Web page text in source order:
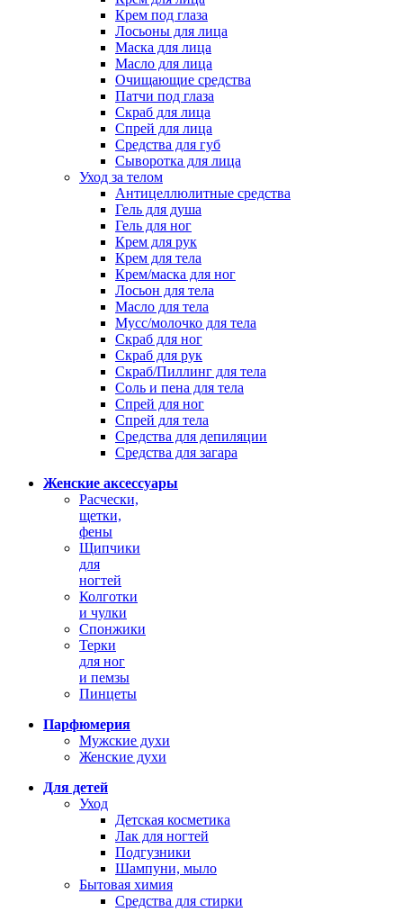
Крем под глаза
Лосьоны для лица
Маска для лица
Масло для лица
Очищающие средства
Патчи под глаза
Скраб для лица
Спрей для лица
Средства для губ
Сыворотка для лица
Уход за телом
Антицеллюлитные средства
Гель для душа
Гель для ног
Крем для рук
Крем для тела
Крем/маска для ног
Лосьон для тела
Масло для тела
Мусс/молочко для тела
Скраб для ног
Скраб для рук
Скраб/Пиллинг для тела
Соль и пена для тела
Спрей для ног
Спрей для тела
Средства для депиляции
Средства для загара
Женские аксессуары
Расчески,
щетки,
фены
Щипчики
для
ногтей
Колготки
и чулки
Спонжики
Терки
для ног
и пемзы
Пинцеты
Парфюмерия
Мужские духи
Женские духи
Для детей
Уход
Детская косметика
Лак для ногтей
Подгузники
Шампуни, мыло
Бытовая химия
Средства для стирки